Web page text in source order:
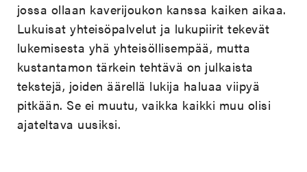
jossa ollaan kaverijoukon kanssa kaiken aikaa.
Lukuisat yhteisöpalvelut ja lukupiirit tekevät
lukemisesta yhä yhteisöllisempää, mutta
kustantamon tärkein tehtävä on julkaista
tekstejä, joiden äärellä lukija haluaa viipyä
pitkään. Se ei muutu, vaikka kaikki muu olisi
ajateltava uusiksi.